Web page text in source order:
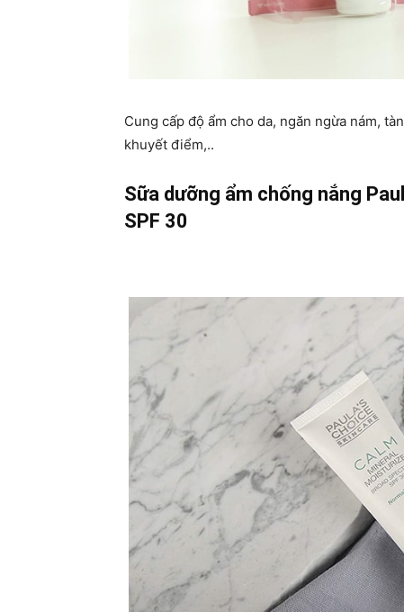
Cung cấp độ ẩm cho da, ngăn ngừa nám,
khuyết điểm,..
Sữa dưỡng ẩm chống nắng
SPF 30